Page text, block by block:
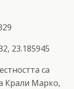
23.185945
са
Крали Марко,